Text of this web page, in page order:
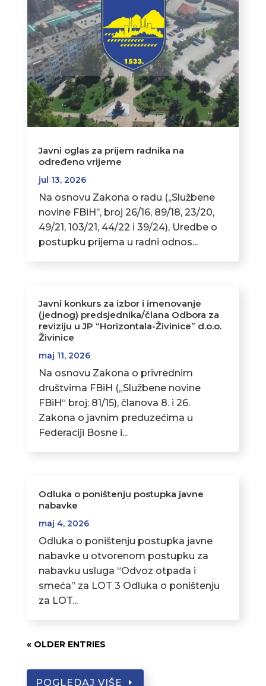
Javni oglas za prijem radnika na
određeno vrijeme
jul 13, 2026
Na osnovu Zakona o radu (,,Službene
novine FBiH’’, broj 26/16, 89/18, 23/20,
49/21, 103/21, 44/22 i 39/24), Uredbe o
postupku prijema u radni odnos...
Javni konkurs za izbor i imenovanje
(jednog) predsjednika/člana Odbora za
reviziju u JP “Horizontala-Živinice” d.o.o.
Živinice
maj 11, 2026
Na osnovu Zakona o privrednim
društvima FBiH („Službene novine
FBiH“ broj: 81/15), članova 8. i 26.
Zakona o javnim preduzećima u
Federaciji Bosne i...
Odluka o poništenju postupka javne
nabavke
maj 4, 2026
Odluka o poništenju postupka javne
nabavke u otvorenom postupku za
nabavku usluga “Odvoz otpada i
smeća” za LOT 3 Odluka o poništenju
za LOT...
« OLDER ENTRIES
POGLEDAJ VIŠE